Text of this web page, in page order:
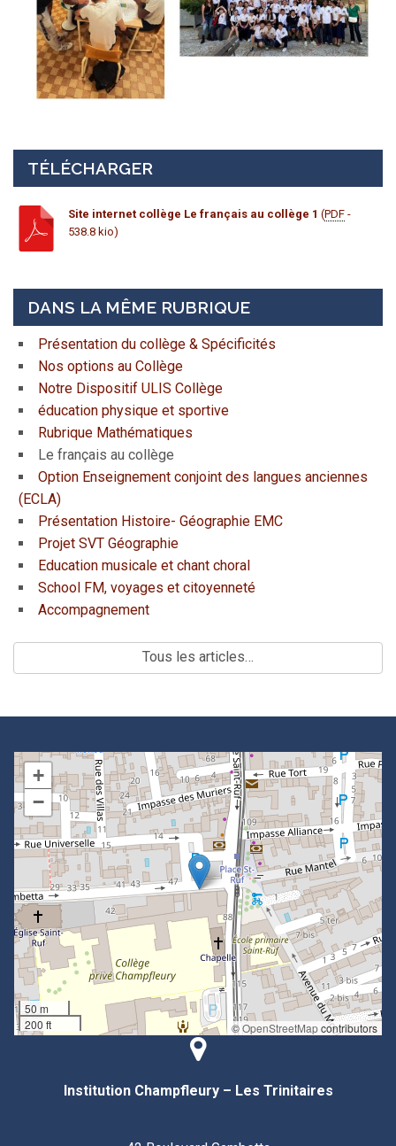
TÉLÉCHARGER
Site internet collège Le français au collège 1 (PDF -
538.8 kio)
DANS LA MÊME RUBRIQUE
Présentation du collège & Spécificités
Nos options au Collège
Notre Dispositif ULIS Collège
éducation physique et sportive
Rubrique Mathématiques
Le français au collège
Option Enseignement conjoint des langues anciennes
(ECLA)
Présentation Histoire- Géographie EMC
Projet SVT Géographie
Education musicale et chant choral
School FM, voyages et citoyenneté
Accompagnement
Tous les articles…
+
−
50 m
200 ft
©OpenStreetMapcontributors
Institution Champfleury – Les Trinitaires